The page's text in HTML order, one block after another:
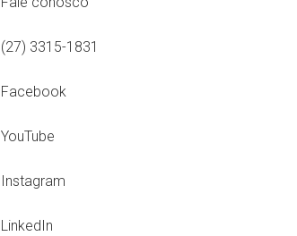
(27) 3315-1831
Facebook
YouTube
Instagram
LinkedIn